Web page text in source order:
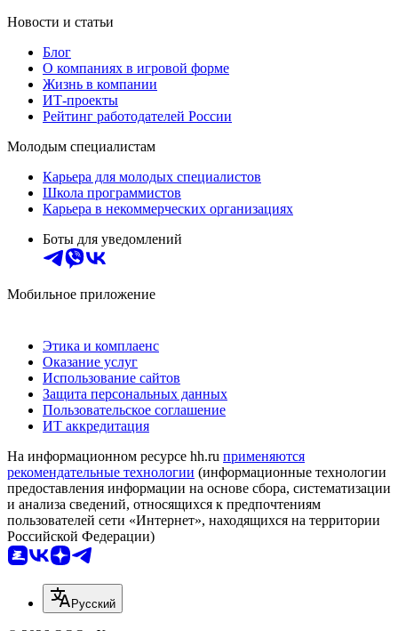
Новости и статьи
Блог
О компаниях в игровой форме
Жизнь в компании
ИТ-проекты
Рейтинг работодателей России
Молодым специалистам
Карьера для молодых специалистов
Школа программистов
Карьера в некоммерческих организациях
Боты для уведомлений
Мобильное приложение
Этика и комплаенс
Оказание услуг
Использование сайтов
Защита персональных данных
Пользовательское соглашение
ИТ аккредитация
На информационном ресурсе hh.ru применяются
рекомендательные технологии (информационные технологии
предоставления информации на основе сбора, систематизации
и анализа сведений, относящихся к предпочтениям
пользователей сети «Интернет», находящихся на территории
Российской Федерации)
Русский